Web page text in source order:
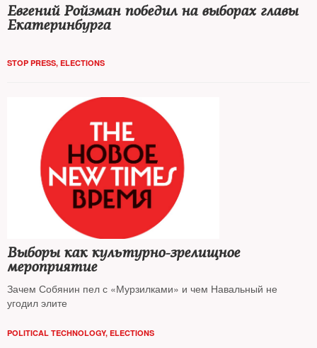
Евгений Ройзман победил на выборах главы
Екатеринбурга
STOP PRESS, ELECTIONS
Выборы как культурно-зрелищное
мероприятие
Зачем Собянин пел с «Мурзилками» и чем Навальный не
угодил элите
POLITICAL TECHNOLOGY, ELECTIONS